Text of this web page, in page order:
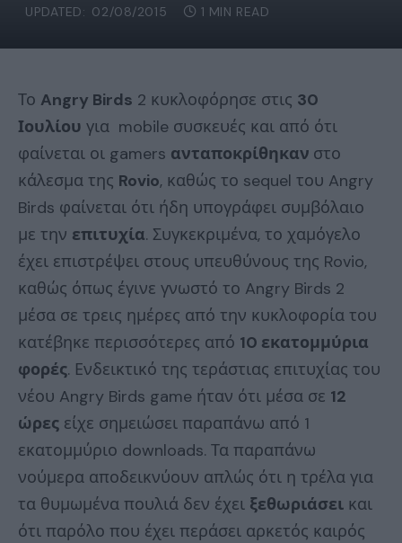
UPDATED: 02/08/2015 1 MIN READ
Το Angry Birds 2 κυκλοφόρησε στις 30
Ιουλίου για mobile συσκευές και από ότι
φαίνεται οι gamers ανταποκρίθηκαν στο
κάλεσμα της Rovio, καθώς το sequel του Angry
Birds φαίνεται ότι ήδη υπογράφει συμβόλαιο
με την επιτυχία. Συγκεκριμένα, το χαμόγελο
έχει επιστρέψει στους υπευθύνους της Rovio,
καθώς όπως έγινε γνωστό το Angry Birds 2
μέσα σε τρεις ημέρες από την κυκλοφορία του
κατέβηκε περισσότερες από 10 εκατομμύρια
φορές. Ενδεικτικό της τεράστιας επιτυχίας του
νέου Angry Birds game ήταν ότι μέσα σε 12
ώρες είχε σημειώσει παραπάνω από 1
εκατομμύριο downloads. Τα παραπάνω
νούμερα αποδεικνύουν απλώς ότι η τρέλα για
τα θυμωμένα πουλιά δεν έχει ξεθωριάσει και
ότι παρόλο που έχει περάσει αρκετός καιρός